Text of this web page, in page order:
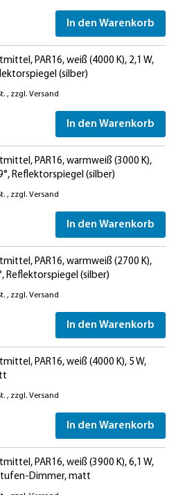
In den Warenkorb
PAR16, weiß (4000 K), 2,1 W,
(silber)
, zzgl. Versand
In den Warenkorb
PAR16, warmweiß (3000 K),
Reflektorspiegel (silber)
, zzgl. Versand
In den Warenkorb
PAR16, warmweiß (2700 K),
Reflektorspiegel (silber)
, zzgl. Versand
In den Warenkorb
PAR16, weiß (4000 K), 5 W,
, zzgl. Versand
In den Warenkorb
PAR16, weiß (3900 K), 6,1 W,
Dimmer, matt